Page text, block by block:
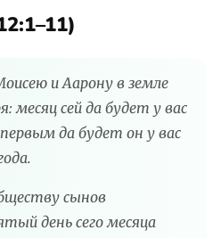
и Аарону в земле
месяц сей да будет у вас
да будет он у вас
сынов
день сего месяца